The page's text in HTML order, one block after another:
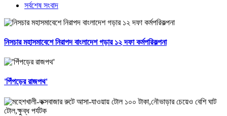
সর্বশেষ সংবাদ
নিসচার মহাসমাবেশে নিরাপদ বাংলাদেশ গড়ার ১২ দফা কর্মপরিকল্পনা
'পিঁপড়ের রাজপথ'